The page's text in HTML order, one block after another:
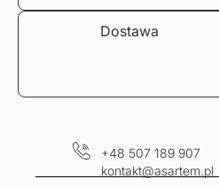
Dostawa
+48 507 189 907
kontakt@asartem.pl